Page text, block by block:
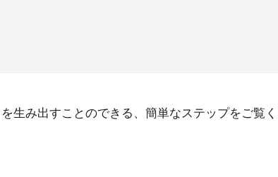
生み出すことのできる、簡単なステップをご覧く